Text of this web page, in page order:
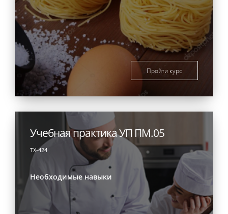
Пройти курс
Учебная практика УП ПМ.05
ТХ-424
Необходимые навыки